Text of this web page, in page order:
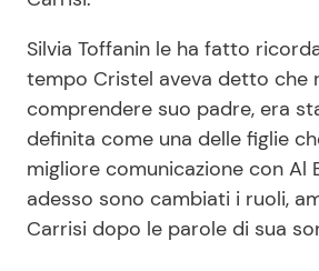
Silvia Toffanin le ha fatto
tempo Cristel aveva detto che
comprendere suo padre, era
definita come una delle figlie
migliore comunicazione con Al
adesso sono cambiati i ruoli,
Carrisi dopo le parole di sua